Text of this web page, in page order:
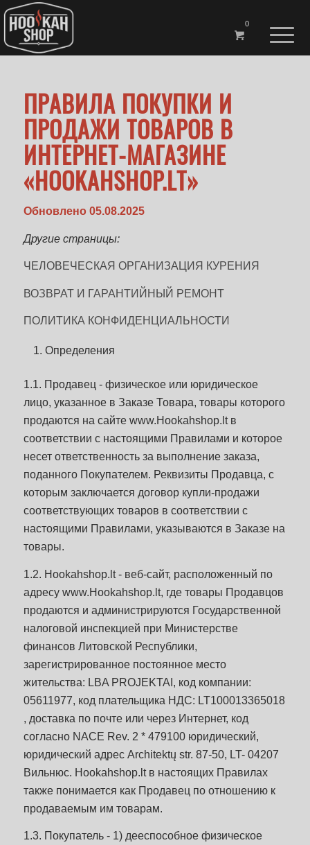
0
ПРАВИЛА ПОКУПКИ И
ПРОДАЖИ ТОВАРОВ В
ИНТЕРНЕТ-МАГАЗИНЕ
«HOOKAHSHOP.LT»
Обновлено 05.08.2025
Другие страницы:
ЧЕЛОВЕЧЕСКАЯ ОРГАНИЗАЦИЯ КУРЕНИЯ
ВОЗВРАТ И ГАРАНТИЙНЫЙ РЕМОНТ
ПОЛИТИКА КОНФИДЕНЦИАЛЬНОСТИ
Определения
1.1. Продавец - физическое или юридическое
лицо, указанное в Заказе Товара, товары которого
продаются на сайте www.Hookahshop.lt в
соответствии с настоящими Правилами и которое
несет ответственность за выполнение заказа,
поданного Покупателем. Реквизиты Продавца, с
которым заключается договор купли-продажи
соответствующих товаров в соответствии с
настоящими Правилами, указываются в Заказе на
товары.
1.2. Hookahshop.lt - веб-сайт, расположенный по
адресу www.Hookahshop.lt, где товары Продавцов
продаются и администрируются Государственной
налоговой инспекцией при Министерстве
финансов Литовской Республики,
зарегистрированное постоянное место
жительства: LBA PROJEKTAI, код компании:
05611977, код плательщика НДС: LT100013365018
, доставка по почте или через Интернет, код
согласно NACE Rev. 2 * 479100 юридический,
юридический адрес Architektų str. 87-50, LT- 04207
Вильнюс. Hookahshop.lt в настоящих Правилах
также понимается как Продавец по отношению к
продаваемым им товарам.
1.3. Покупатель - 1) дееспособное физическое